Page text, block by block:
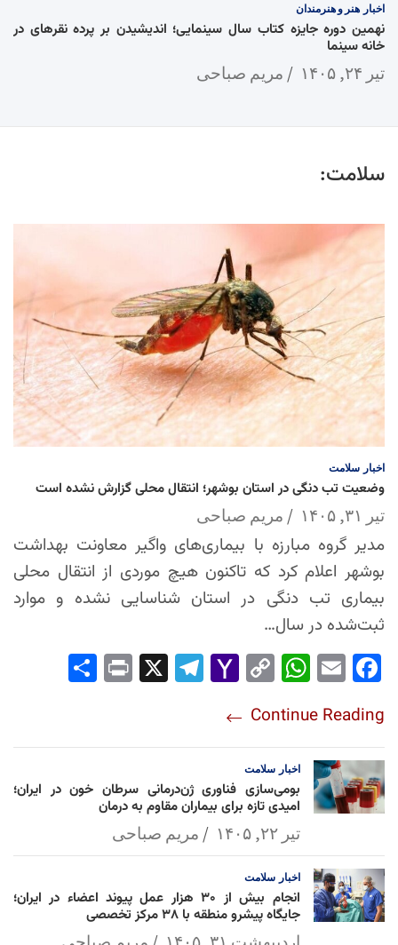
اخبار هنر و هنرمندان
نهمین دوره جایزه کتاب سال سینمایی؛ اندیشیدن بر پرده نقرهای در
خانه سینما
تیر ۲۴, ۱۴۰۵ مریم صباحی
سلامت:
اخبار سلامت
وضعیت تب دنگی در استان بوشهر؛ انتقال محلی گزارش نشده است
تیر ۳۱, ۱۴۰۵ مریم صباحی
مدیر گروه مبارزه با بیماری‌های واگیر معاونت بهداشت
بوشهر اعلام کرد که تاکنون هیچ موردی از انتقال محلی
بیماری تب دنگی در استان شناسایی نشده و موارد
ثبت‌شده در سال…
Fac
ok
Em
Wh
Ap
p
Co
Lin
k
Yah
l
Tel
Pri
Continue Reading
اخبار سلامت
بومی‌سازی فناوری ژن‌درمانی سرطان خون در ایران؛
امیدی تازه برای بیماران مقاوم به درمان
تیر ۲۲, ۱۴۰۵ مریم صباحی
اخبار سلامت
انجام بیش از ۳۰ هزار عمل پیوند اعضاء در ایران؛
جایگاه پیشرو منطقه با ۳۸ مرکز تخصصی